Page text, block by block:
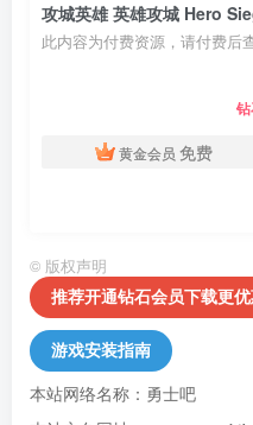
此内容为付费资源，请付费后
黄金会员 免费
© 版权声明
推荐开通钻石会员下载更优
游戏安装指南
本站网络名称：勇士吧